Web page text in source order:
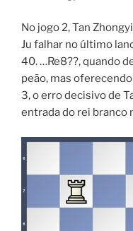
No jogo 2, Tan
Ju falhar no último
40. …Re8??, quando
peão, mas
3, o erro decisivo de
entrada do rei branco